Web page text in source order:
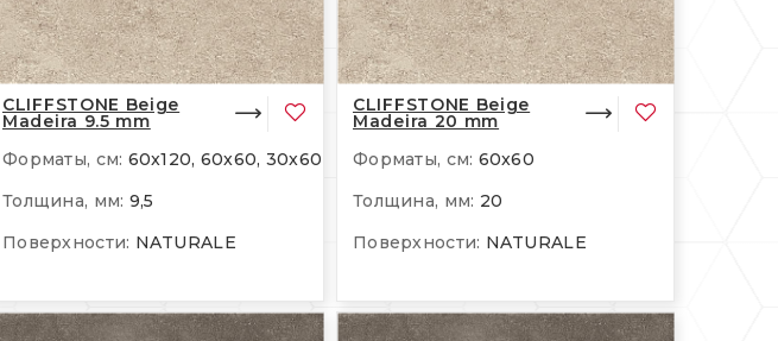
CLIFFSTONE Beige
Madeira 9.5 mm
Форматы, см: 60x120, 60x60, 30x60
Толщина, мм: 9,5
Поверхности: NATURALE
CLIFFSTONE Beige
Madeira 20 mm
Форматы, см: 60x60
Толщина, мм: 20
Поверхности: NATURALE